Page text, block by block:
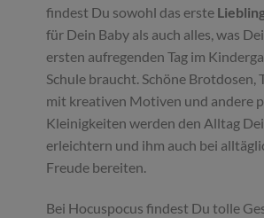
findest Du sowohl das erste
für Dein Baby als auch alles, was
ersten aufregenden Tag im
Schule braucht. Schöne Brotdosen,
mit kreativen Motiven und andere
Kleinigkeiten werden den Alltag
erleichtern und ihm auch bei
Freude bereiten.
Bei Hocuspocus findest Du tolle